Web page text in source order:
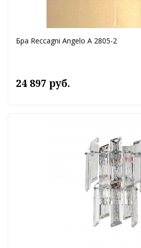
Бра Reccagni Angelo A 2805-2
24 897 руб.